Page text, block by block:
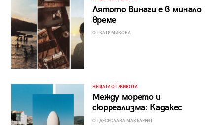
Лятото винаги е в минало
време
ОТ КАТИ МИКОВА
НЕЩАТА ОТ ЖИВОТА
Между морето и
сюрреализма: Кадакес
ОТ ДЕСИСЛАВА МАКЪЛРЕЙТ